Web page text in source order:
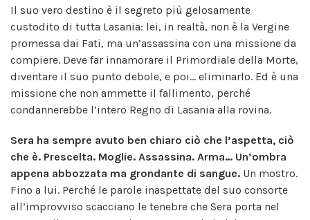
Il suo vero destino è il segreto più gelosamente
custodito di tutta Lasania: lei, in realtà, non è la Vergine
promessa dai Fati, ma un’assassina con una missione da
compiere. Deve far innamorare il Primordiale della Morte,
diventare il suo punto debole, e poi… eliminarlo. Ed è una
missione che non ammette il fallimento, perché
condannerebbe l’intero Regno di Lasania alla rovina.
Sera ha sempre avuto ben chiaro ciò che l’aspetta, ciò
che è. Prescelta. Moglie. Assassina. Arma… Un’ombra
appena abbozzata ma grondante di sangue. Un mostro.
Fino a lui. Perché le parole inaspettate del suo consorte
all’improvviso scacciano le tenebre che Sera porta nel